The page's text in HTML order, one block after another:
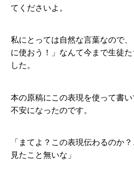
てくださいよ。
私にとっては自然な言葉なので
に使おう！」なんて今まで生徒
した。
本の原稿にこの表現を使って書
不安になったのです。
「まてよ？この表現伝わるのか
見たこと無いな」